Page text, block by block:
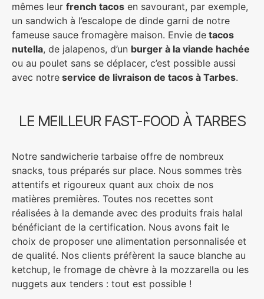
mêmes leur french tacos en savourant, par exemple,
un sandwich à l’escalope de dinde garni de notre
fameuse sauce fromagère maison. Envie de tacos
nutella, de jalapenos, d’un burger à la viande hachée
ou au poulet sans se déplacer, c’est possible aussi
avec notre service de livraison de tacos à Tarbes.
LE MEILLEUR FAST-FOOD À TARBES
Notre sandwicherie tarbaise offre de nombreux
snacks, tous préparés sur place. Nous sommes très
attentifs et rigoureux quant aux choix de nos
matières premières. Toutes nos recettes sont
réalisées à la demande avec des produits frais halal
bénéficiant de la certification. Nous avons fait le
choix de proposer une alimentation personnalisée et
de qualité. Nos clients préfèrent la sauce blanche au
ketchup, le fromage de chèvre à la mozzarella ou les
nuggets aux tenders : tout est possible !